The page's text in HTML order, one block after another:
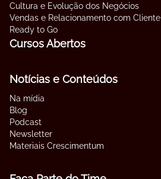
Cultura e Evolução dos Negócios
Vendas e Relacionamento com Cliente
Ready to Go
Cursos Abertos
Notícias e Conteúdos
Na mídia
Blog
Podcast
Newsletter
Materiais Crescimentum